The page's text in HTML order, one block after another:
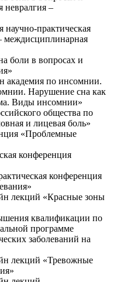
невралгия –
научно-практическая
междисциплинарная
боли в вопросах и
академия по инсомнии.
Нарушение сна как
Виды инсомнии»
общества по
и лицевая боль»
«Проблемные
конференция
конференция
лекций «Красные зоны
квалификации по
программе
заболеваний на
лекций «Тревожные